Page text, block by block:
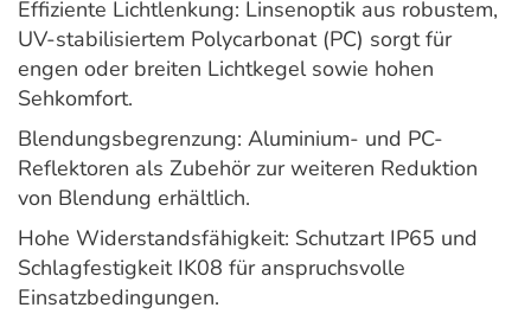
Effiziente Lichtlenkung: Linsenoptik aus robustem,
UV-stabilisiertem Polycarbonat (PC) sorgt für
engen oder breiten Lichtkegel sowie hohen
Sehkomfort.
Blendungsbegrenzung: Aluminium- und PC-
Reflektoren als Zubehör zur weiteren Reduktion
von Blendung erhältlich.
Hohe Widerstandsfähigkeit: Schutzart IP65 und
Schlagfestigkeit IK08 für anspruchsvolle
Einsatzbedingungen.